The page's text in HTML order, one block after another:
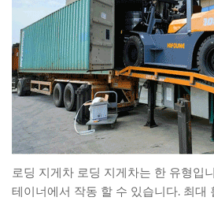
로딩 지게차 로딩 지게차는 한 유형입
테이너에서 작동 할 수 있습니다. 최대